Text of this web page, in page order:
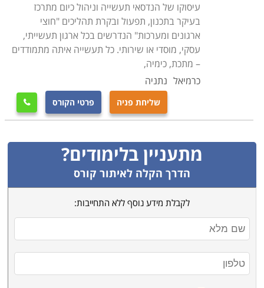
עיסוקו של הנדסאי תעשייה וניהול כיום מתרכז
בעיקר בתכנון, תפעול ובקרת תהליכים "חוצי
ארגונים ומערכות" הנדרשים בכל ארגון תעשייתי,
עסקי, מוסדי או שירותי. כל תעשייה איתה מתמודדים
– מתכת, כימיה,
כרמיאל נתניה
שליחת פניה פרטי הקורס 
מתעניין בלימודים?
הדרך הקלה לאיתור קורס
לקבלת מידע נוסף ללא התחייבות: